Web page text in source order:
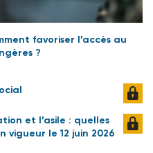
favoriser l’accès au
?
et l’asile : quelles
vigueur le 12 juin 2026